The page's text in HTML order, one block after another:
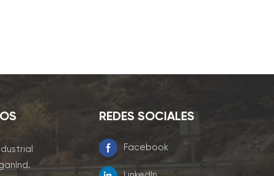
REDES SOCIALES
Facebook